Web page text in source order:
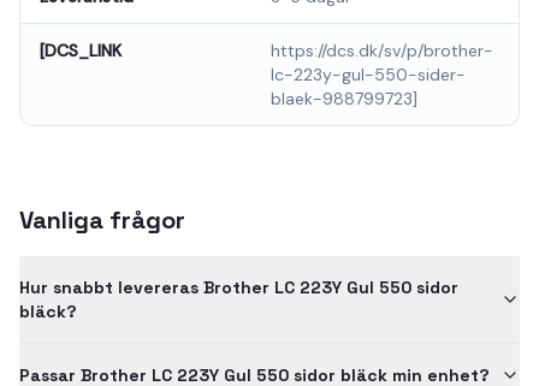
[DCS_LINK
https://dcs.dk/sv/p/brother-
lc-223y-gul-550-sider-
blaek-988799723]
Vanliga frågor
Hur snabbt levereras Brother LC 223Y Gul 550 sidor
bläck?
Passar Brother LC 223Y Gul 550 sidor bläck min enhet?